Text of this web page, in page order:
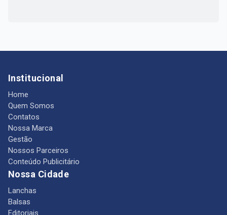
Institucional
Home
Quem Somos
Contatos
Nossa Marca
Gestão
Nossos Parceiros
Conteúdo Publicitário
Nossa Cidade
Lanchas
Balsas
Editoriais